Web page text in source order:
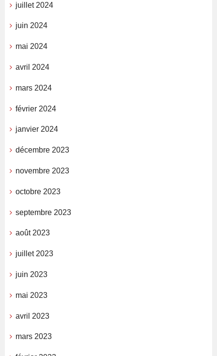
juillet 2024
juin 2024
mai 2024
avril 2024
mars 2024
février 2024
janvier 2024
décembre 2023
novembre 2023
octobre 2023
septembre 2023
août 2023
juillet 2023
juin 2023
mai 2023
avril 2023
mars 2023